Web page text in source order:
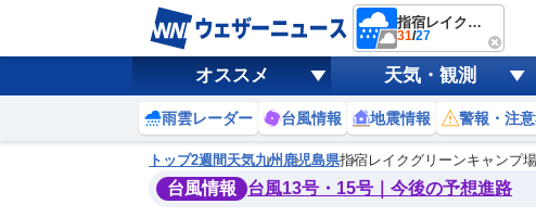
指宿レイクグリーンキャンプ場
31/27
オススメ 天気・観測
雨雲レーダー 台風情報 地震情報 警報・注
トップ2週間天気九州 鹿児島県指宿レイクグリーンキャンプ場
台風情報 台風13号・15号｜今後の予想進路